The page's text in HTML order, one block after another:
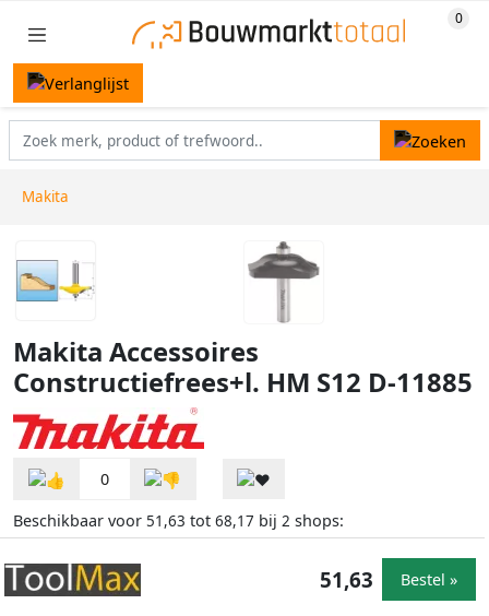
Makita
Makita Accessoires
Constructiefrees+l. HM S12 D-11885
0
Beschikbaar voor 51,63 tot 68,17 bij 2 shops:
51,63 Bestel »